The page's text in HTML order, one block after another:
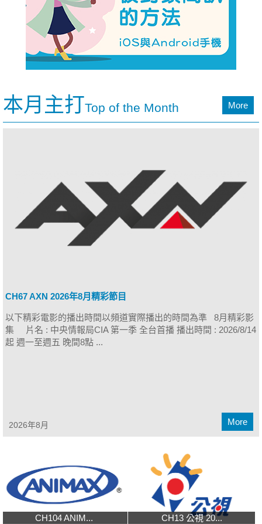
本月主打Top of the Month More
CH67 AXN 2026年8月精彩節目
以下精彩電影的播出時間以頻道實際播出的時間為準 8月精彩影
集 片名 : 中央情報局CIA 第一季 全台首播 播出時間 : 2026/8/14
起 週一至週五 晚間8點 ...
2026年8月 More
CH104 ANIM... CH13 公視 20...